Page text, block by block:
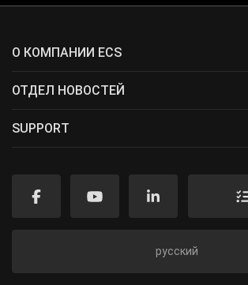
О КОМПАНИИ ECS
ОТДЕЛ НОВОСТЕЙ
SUPPORT
русский